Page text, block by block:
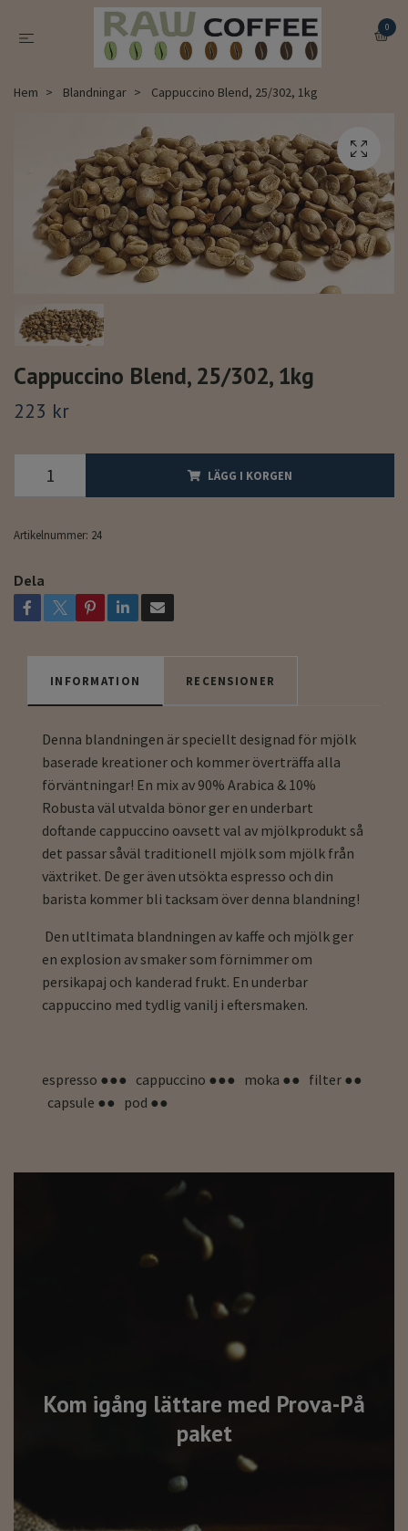
0
Kom igång lättare med Prova-På
paket
Hem Blandningar Cappuccino Blend, 25/302, 1kg
Cappuccino Blend, 25/302, 1kg
223 kr
LÄGG I KORGEN
Artikelnummer: 24
Dela
INFORMATION RECENSIONER
Denna blandningen är speciellt designad för mjölk
baserade kreationer och kommer överträffa alla
förväntningar! En mix av 90% Arabica & 10%
Robusta väl utvalda bönor ger en underbart
doftande cappuccino oavsett val av mjölkprodukt så
det passar såväl traditionell mjölk som mjölk från
växtriket. De ger även utsökta espresso och din
barista kommer bli tacksam över denna blandning!
Den utltimata blandningen av kaffe och mjölk ger
en explosion av smaker som förnimmer om
persikapaj och kanderad frukt. En underbar
cappuccino med tydlig vanilj i eftersmaken.
espresso ●●● cappuccino ●●● moka ●● filter ●●
capsule ●● pod ●●